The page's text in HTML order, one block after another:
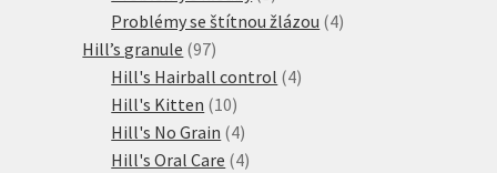
produkty
Problémy se štítnou žlázou 44
Hill’s granule 9797
produktů
Hill's Hairball control 44
Hill's Kitten 1010
produktů
Hill's No Grain 44
produkty
Hill's Oral Care 44